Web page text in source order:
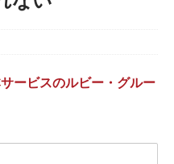
ービスのルビー・グルー